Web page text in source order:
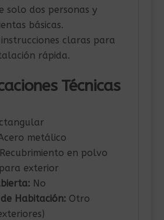
solo dos personas y
básicas.
claras para
rápida.
Técnicas
metálico
en polvo
exterior
No
Habitación:Otro